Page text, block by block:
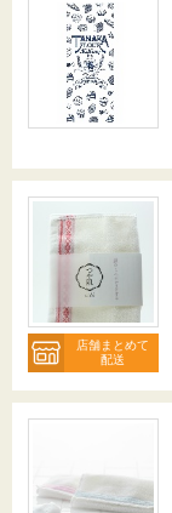
店舗まとめて
配送